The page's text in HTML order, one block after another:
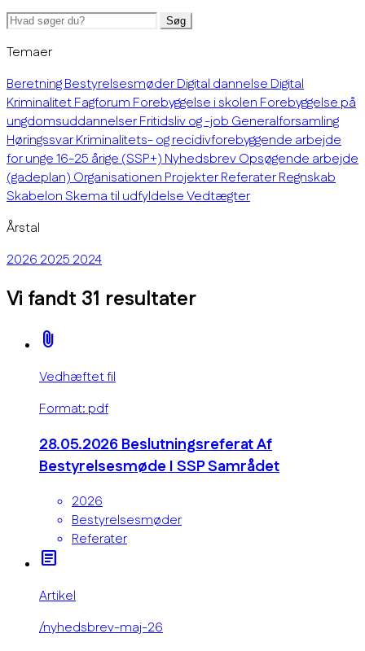
Søg
Temaer
BeretningBestyrelsesmøderDigital dannelseDigital
KriminalitetFagforumForebyggelse i skolenForebyggelse på
ungdomsuddannelserFritidsliv og -jobGeneralforsamling
HøringssvarKriminalitets- og recidivforebyggende arbejde
for unge 16-25 årige (SSP+)NyhedsbrevOpsøgende arbejde
(gadeplan)OrganisationenProjekterReferaterRegnskab
SkabelonSkema til udfyldelseVedtægter
Årstal
202620252024
Vi fandt 31 resultater
attach_file
Vedhæftet fil
Format: pdf
28.05.2026 Beslutningsreferat Af
Bestyrelsesmøde I SSP Samrådet
2026
Bestyrelsesmøder
Referater
article
Artikel
/nyhedsbrev-maj-26